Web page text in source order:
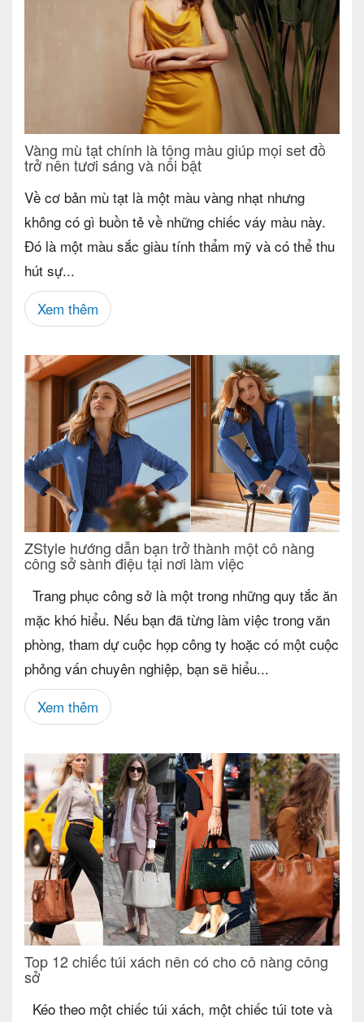
Vàng mù tạt chính là tông màu giúp mọi set đồ
trở nên tươi sáng và nổi bật
Về cơ bản mù tạt là một màu vàng nhạt nhưng
không có gì buồn tẻ về những chiếc váy màu này.
Đó là một màu sắc giàu tính thẩm mỹ và có thể thu
hút sự...
Xem thêm
ZStyle hướng dẫn bạn trở thành một cô nàng
công sở sành điệu tại nơi làm việc
Trang phục công sở là một trong những quy tắc ăn
mặc khó hiểu. Nếu bạn đã từng làm việc trong văn
phòng, tham dự cuộc họp công ty hoặc có một cuộc
phỏng vấn chuyên nghiệp, bạn sẽ hiểu...
Xem thêm
Top 12 chiếc túi xách nên có cho cô nàng công
sở
Kéo theo một chiếc túi xách, một chiếc túi tote và